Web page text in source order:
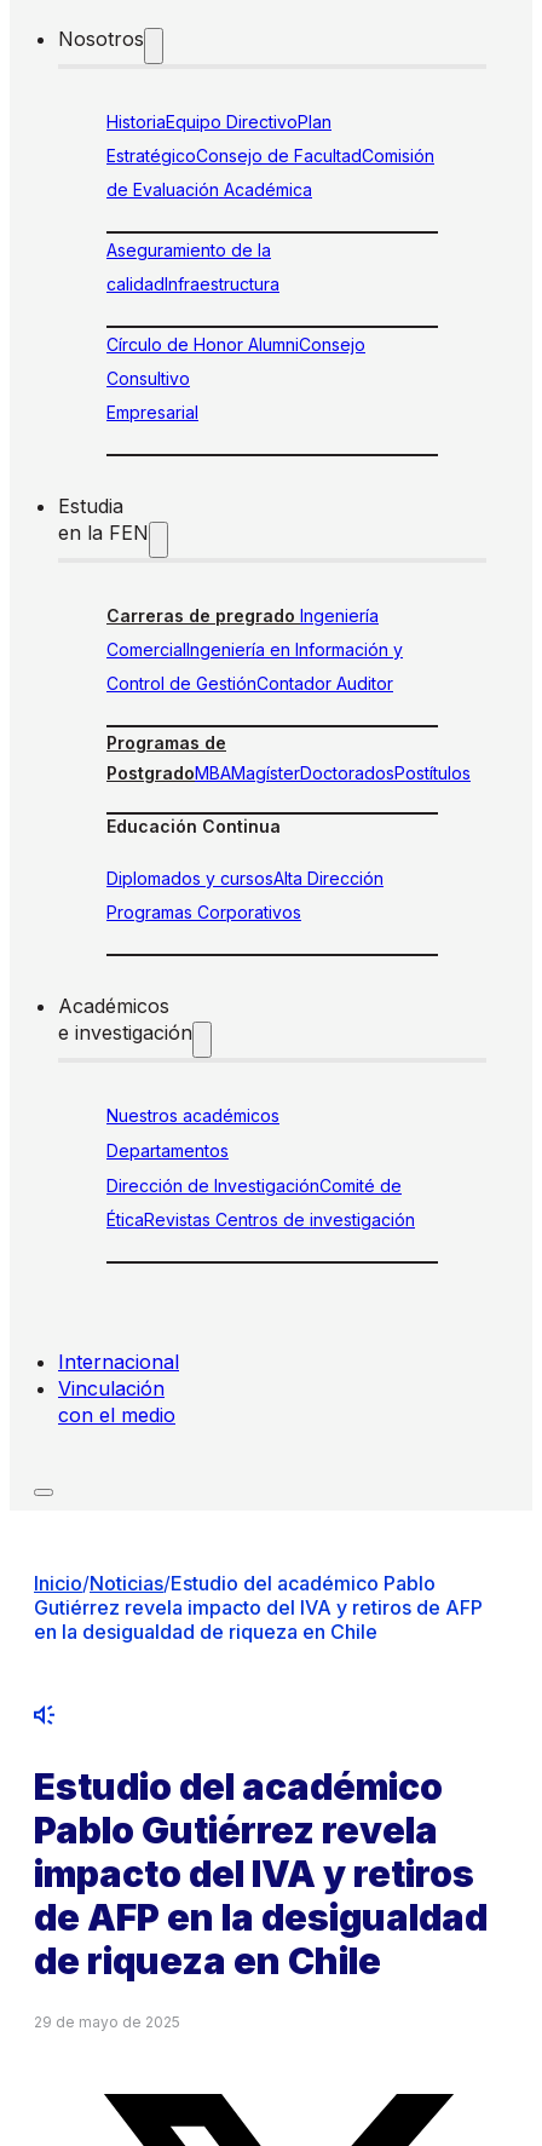
Nosotros
HistoriaEquipo DirectivoPlan
EstratégicoConsejo de FacultadComisión
de Evaluación Académica
Aseguramiento de la
calidadInfraestructura
Círculo de Honor AlumniConsejo
Consultivo
Empresarial
Estudia
en la FEN
Carreras de pregrado Ingeniería
ComercialIngeniería en Información y
Control de GestiónContador Auditor
Programas de
PostgradoMBAMagísterDoctoradosPostítulos
Educación Continua
Diplomados y cursosAlta Dirección
Programas Corporativos
Académicos
e investigación
Nuestros académicos
Departamentos
Dirección de InvestigaciónComité de
ÉticaRevistas Centros de investigación
Internacional
Vinculación
con el medio
Inicio/Noticias/Estudio del académico Pablo
Gutiérrez revela impacto del IVA y retiros de AFP
en la desigualdad de riqueza en Chile
Estudio del académico
Pablo Gutiérrez revela
impacto del IVA y retiros
de AFP en la desigualdad
de riqueza en Chile
29 de mayo de 2025